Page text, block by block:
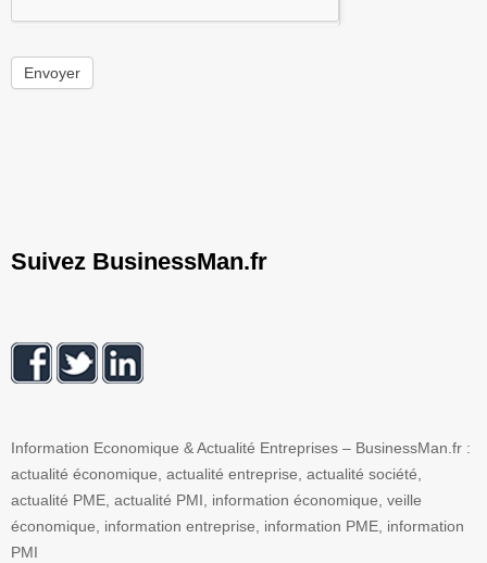
Envoyer
Suivez BusinessMan.fr
Information Economique & Actualité Entreprises – BusinessMan.fr :
actualité économique, actualité entreprise, actualité société,
actualité PME, actualité PMI, information économique, veille
économique, information entreprise, information PME, information
PMI